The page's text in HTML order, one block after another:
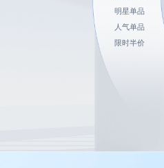
明星单品
人气单品
限时半价